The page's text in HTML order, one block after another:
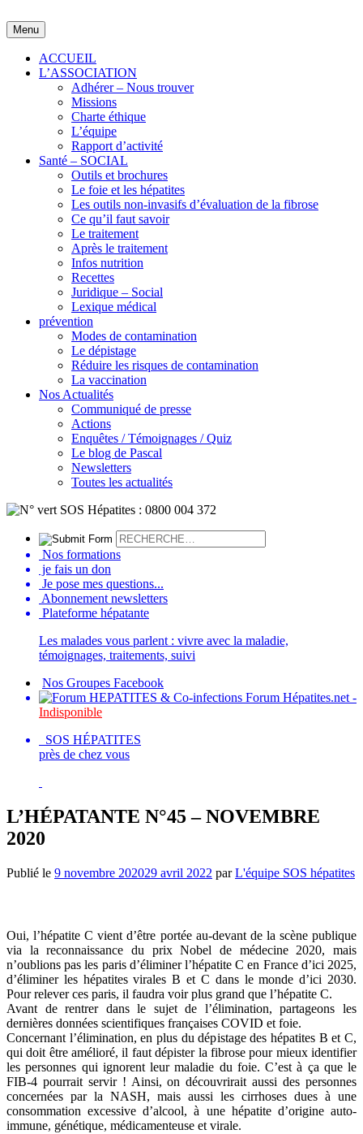
to
content
Menu
ACCUEIL
L’ASSOCIATION
Adhérer – Nous trouver
Missions
Charte éthique
L’équipe
Rapport d’activité
Santé – SOCIAL
Outils et brochures
Le foie et les hépatites
Les outils non-invasifs d’évaluation de la fibrose
Ce qu’il faut savoir
Le traitement
Après le traitement
Infos nutrition
Recettes
Juridique – Social
Lexique médical
prévention
Modes de contamination
Le dépistage
Réduire les risques de contamination
La vaccination
Nos Actualités
Communiqué de presse
Actions
Enquêtes / Témoignages / Quiz
Le blog de Pascal
Newsletters
Toutes les actualités
Nos formations
je fais un don
Je pose mes questions...
Abonnement newsletters
Plateforme hépatante
Les malades vous parlent : vivre avec la maladie,
témoignages, traitements, suivi
Nos Groupes Facebook
Forum Hépatites.net -
Indisponible
SOS HÉPATITES
près de chez vous
L’HÉPATANTE N°45 – NOVEMBRE
2020
Publié le 9 novembre 202029 avril 2022 parL'équipe SOS hépatites
Oui, l’hépatite C vient d’être portée au-devant de la scène publique
via la reconnaissance du prix Nobel de médecine 2020, mais
n’oublions pas les paris d’éliminer l’hépatite C en France d’ici 2025,
d’éliminer les hépatites virales B et C dans le monde d’ici 2030.
Pour relever ces paris, il faudra voir plus grand que l’hépatite C.
Avant de rentrer dans le sujet de l’élimination, partageons les
dernières données scientifiques françaises COVID et foie.
Concernant l’élimination, en plus du dépistage des hépatites B et C,
qui doit être amélioré, il faut dépister la fibrose pour mieux identifier
les personnes qui ignorent leur maladie du foie. C’est à ça que le
FIB-4 pourrait servir ! Ainsi, on découvrirait aussi des personnes
concernées par la NASH, mais aussi les cirrhoses dues à une
consommation excessive d’alcool, à une hépatite d’origine auto-
immune, génétique, médicamenteuse et virale.